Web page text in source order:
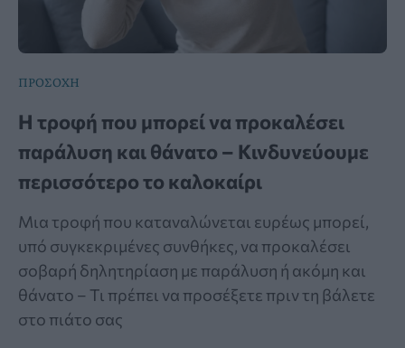
ΠΡΟΣΟΧΗ
Η τροφή που μπορεί να προκαλέσει
παράλυση και θάνατο – Κινδυνεύουμε
περισσότερο το καλοκαίρι
Μια τροφή που καταναλώνεται ευρέως μπορεί,
υπό συγκεκριμένες συνθήκες, να προκαλέσει
σοβαρή δηλητηρίαση με παράλυση ή ακόμη και
θάνατο – Τι πρέπει να προσέξετε πριν τη βάλετε
στο πιάτο σας